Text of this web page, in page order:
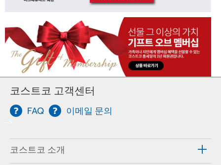
코스트코 고객센터
FAQ 이메일 문의
코스트코 소개